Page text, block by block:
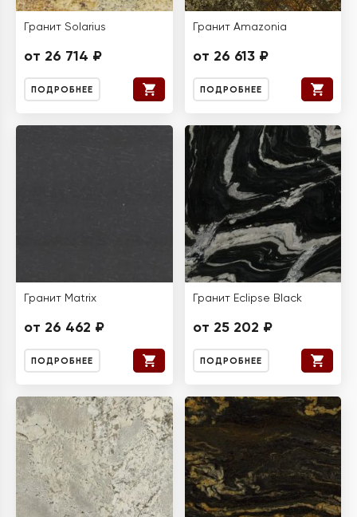
Гранит Solarius
от 26 714 ₽
ПОДРОБНЕЕ
Гранит Amazonia
от 26 613 ₽
ПОДРОБНЕЕ
Гранит Matrix
от 26 462 ₽
ПОДРОБНЕЕ
Гранит Eclipse Black
от 25 202 ₽
ПОДРОБНЕЕ